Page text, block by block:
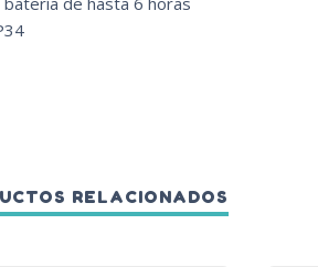
RELACIONADOS